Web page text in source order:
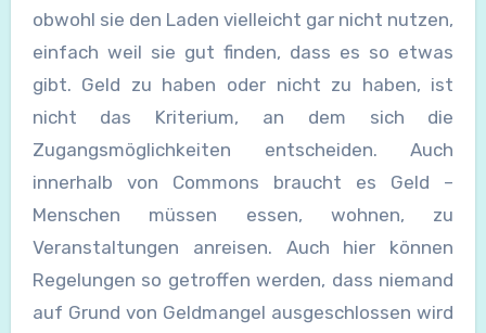
obwohl sie den Laden vielleicht gar nicht nutzen,
einfach weil sie gut finden, dass es so etwas
gibt. Geld zu haben oder nicht zu haben, ist
nicht das Kriterium, an dem sich die
Zugangsmöglichkeiten entscheiden. Auch
innerhalb von Commons braucht es Geld –
Menschen müssen essen, wohnen, zu
Veranstaltungen anreisen. Auch hier können
Regelungen so getroffen werden, dass niemand
auf Grund von Geldmangel ausgeschlossen wird